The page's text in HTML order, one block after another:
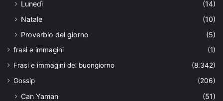
Lunedì
(14)
Natale
(10)
Proverbio del giorno
(5)
frasi e immagini
(1)
Frasi e immagini del buongiorno
(8.342)
Gossip
(206)
Can Yaman (51)